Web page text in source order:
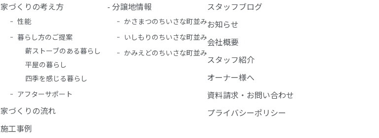
家づくりの考え方
性能
暮らし方のご提案
薪ストーブのある暮らし
平屋の暮らし
四季を感じる暮らし
アフターサポート
家づくりの流れ
施工事例
- 分譲地情報
かさまつのちいさな町並み
いしもりのちいさな町並み
かみえどのちいさな町並み
スタッフブログ
お知らせ
会社概要
スタッフ紹介
オーナー様へ
資料請求・お問い合わせ
プライバシーポリシー